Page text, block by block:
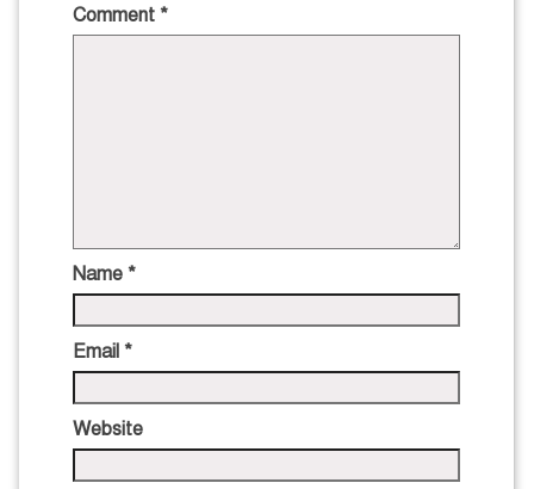
Comment *
Name *
Email *
Website